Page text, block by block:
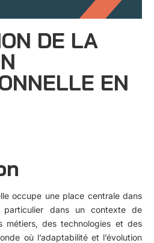
DE LA
EN
occupe une place centrale dans
particulier dans un contexte de
métiers, des technologies et des
où l’adaptabilité et l’évolution